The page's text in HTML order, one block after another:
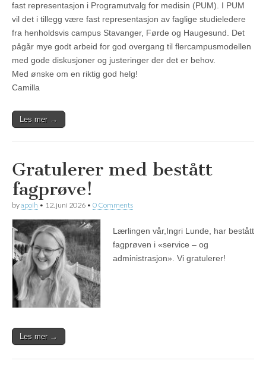
fast representasjon i Programutvalg for medisin (PUM). I PUM
vil det i tillegg være fast representasjon av faglige studieledere
fra henholdsvis campus Stavanger, Førde og Haugesund. Det
pågår mye godt arbeid for god overgang til flercampusmodellen
med gode diskusjoner og justeringer der det er behov.
Med ønske om en riktig god helg!
Camilla
Les mer →
Gratulerer med bestått
fagprøve!
byapoih • 12. juni 2026 • 0 Comments
Lærlingen vår,Ingri Lunde, har bestått
fagprøven i «service – og
administrasjon». Vi gratulerer!
Les mer →